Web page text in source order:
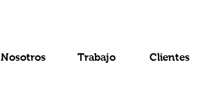
Nosotros Trabajo Clientes